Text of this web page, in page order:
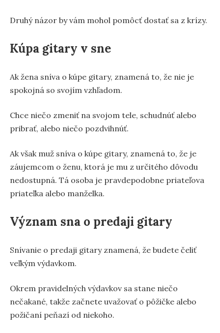
Druhý názor by vám mohol pomôcť dostať sa z krízy.
Kúpa gitary v sne
Ak žena sníva o kúpe gitary, znamená to, že nie je
spokojná so svojím vzhľadom.
Chce niečo zmeniť na svojom tele, schudnúť alebo
pribrať, alebo niečo pozdvihnúť.
Ak však muž sníva o kúpe gitary, znamená to, že je
záujemcom o ženu, ktorá je mu z určitého dôvodu
nedostupná. Tá osoba je pravdepodobne priateľova
priateľka alebo manželka.
Význam sna o predaji gitary
Snívanie o predaji gitary znamená, že budete čeliť
veľkým výdavkom.
Okrem pravidelných výdavkov sa stane niečo
nečakané, takže začnete uvažovať o pôžičke alebo
požičaní peňazí od niekoho.